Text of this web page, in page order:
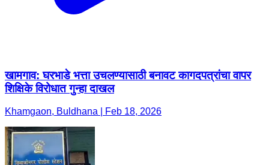
खामगाव: घरभाडे भत्ता उचलण्यासाठी बनावट कागदपत्रांचा वापर
शिक्षिके विरोधात गुन्हा दाखल
Khamgaon, Buldhana | Feb 18, 2026